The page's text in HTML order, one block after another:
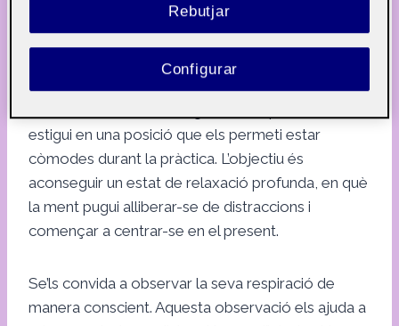
una nova experiència.
La sessió comença amb els participants distribuïts
per la sala, cadascun adoptant una postura
estigui en una posició que els permeti estar
còmodes durant la pràctica. L’objectiu és
aconseguir un estat de relaxació profunda, en què
la ment pugui alliberar-se de distraccions i
començar a centrar-se en el present.
Se’ls convida a observar la seva respiració de
manera conscient. Aquesta observació els ajuda a
Rebutjar
Configurar